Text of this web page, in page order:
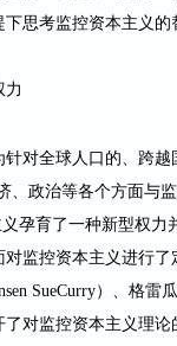
思考监控资本主义
力
对全球人口的、跨越
政治等各个方面与
孕育了一种新型权力
监控资本主义进行
SueCurry）、格雷
对监控资本主义理